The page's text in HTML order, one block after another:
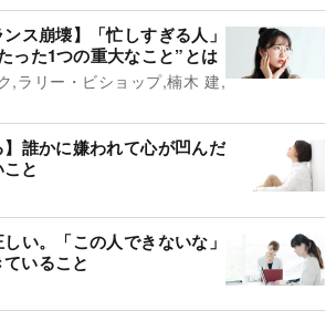
ス崩壊】「忙しすぎる人」
った1つの重大なこと”とは
,ラリー・ビショップ,楠木 建,
】誰かに嫌われて心が凹んだ
と
い。「この人できないな」
いること